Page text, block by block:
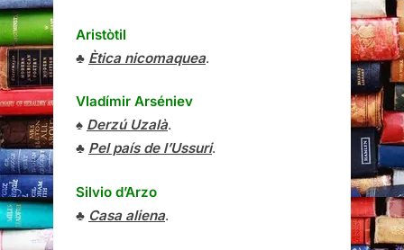
Aristòtil
♣ Ètica nicomaquea.
Vladímir Arséniev
♠ Derzú Uzalà.
♣ Pel país de l’Ussuri.
Silvio d’Arzo
♣ Casa aliena.